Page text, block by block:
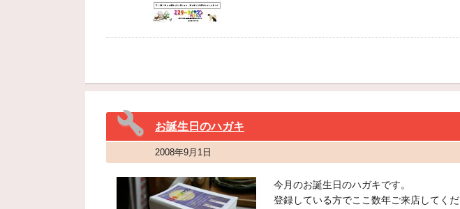
お誕生日のハガキ
2008年9月1日
今月のお誕生日のハガキです。
登録している方でここ数年ご来店してく